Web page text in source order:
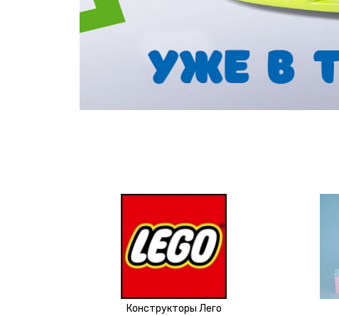
Конструкторы Лего